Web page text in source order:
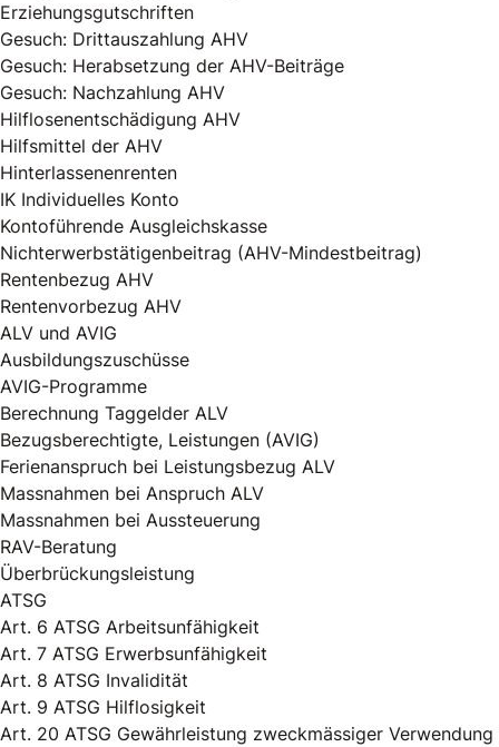
Erziehungsgutschriften
Gesuch: Drittauszahlung AHV
Gesuch: Herabsetzung der AHV-Beiträge
Gesuch: Nachzahlung AHV
Hilflosenentschädigung AHV
Hilfsmittel der AHV
Hinterlassenenrenten
IK Individuelles Konto
Kontoführende Ausgleichskasse
Nichterwerbstätigenbeitrag (AHV-Mindestbeitrag)
Rentenbezug AHV
Rentenvorbezug AHV
ALV und AVIG
Ausbildungszuschüsse
AVIG-Programme
Berechnung Taggelder ALV
Bezugsberechtigte, Leistungen (AVIG)
Ferienanspruch bei Leistungsbezug ALV
Massnahmen bei Anspruch ALV
Massnahmen bei Aussteuerung
RAV-Beratung
Überbrückungsleistung
ATSG
Art. 6 ATSG Arbeitsunfähigkeit
Art. 7 ATSG Erwerbsunfähigkeit
Art. 8 ATSG Invalidität
Art. 9 ATSG Hilflosigkeit
Art. 20 ATSG Gewährleistung zweckmässiger Verwendung